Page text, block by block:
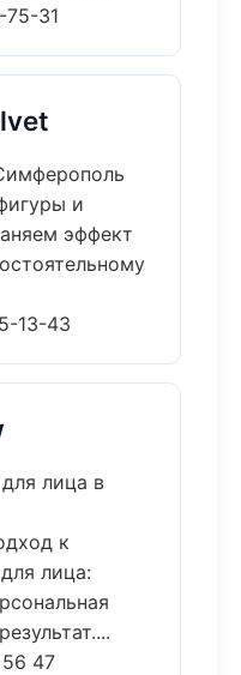
31
и
эффект
13-43
лица в
к
лица:
47